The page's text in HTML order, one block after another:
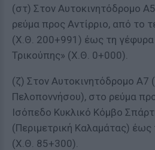
(στ) Στον Αυτοκινητόδρομο
ρεύμα προς Αντίρριο, από το
(Χ.Θ. 200+991) έως τη γέφυρα
Τρικούπης» (Χ.Θ. 0+000).
(ζ) Στον Αυτοκινητόδρομο Α7
Πελοποννήσου), στο ρεύμα
Ισόπεδο Κυκλικό Κόμβο
(Περιμετρική Καλαμάτας)
(Χ.Θ. 85+300).